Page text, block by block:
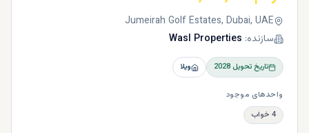
Jumeirah Golf Estates, Dubai, UAE
سازنده: Wasl Properties
تاریخ تحویل2028 ویلا
واحدهای موجود
4 خواب